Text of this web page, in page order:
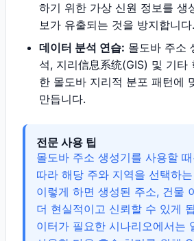
하기 위한 가상 신원 정보를 생
보가 유출되는 것을 방지합니다.
데이터 분석 연습: 몰도바 주소
석, 지리信息系统(GIS) 및 기타
한 몰도바 지리적 분포 패턴에
만듭니다.
전문 사용 팁
몰도바 주소 생성기를 사용할
따라 해당 주와 지역을 선택하
이렇게 하면 생성된 주소, 건물
더 현실적이고 신뢰할 수 있게
이터가 필요한 시나리오에서는